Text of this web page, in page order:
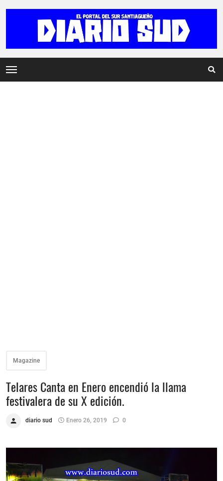
Magazine
Telares Canta en Enero encendió la llama
festivalera de su X edición.
diario sud Enero 26, 2019 0